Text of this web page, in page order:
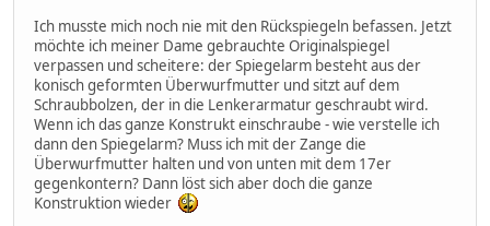
Ich musste mich noch nie mit den Rückspiegeln befassen. Jetzt
möchte ich meiner Dame gebrauchte Originalspiegel
verpassen und scheitere: der Spiegelarm besteht aus der
konisch geformten Überwurfmutter und sitzt auf dem
Schraubbolzen, der in die Lenkerarmatur geschraubt wird.
Wenn ich das ganze Konstrukt einschraube - wie verstelle ich
dann den Spiegelarm? Muss ich mit der Zange die
Überwurfmutter halten und von unten mit dem 17er
gegenkontern? Dann löst sich aber doch die ganze
Konstruktion wieder